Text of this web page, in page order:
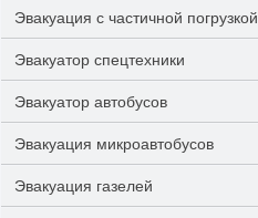
Эвакуация с частичной погрузкой
Эвакуатор спецтехники
Эвакуатор автобусов
Эвакуация микроавтобусов
Эвакуация газелей